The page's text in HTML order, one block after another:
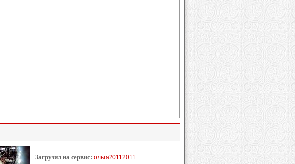
Загрузил на сервис: ольга20112011